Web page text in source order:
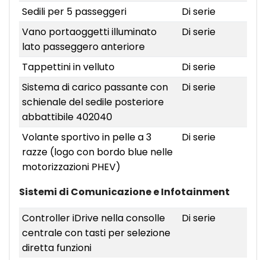
Sedili per 5 passeggeri
Di serie
Vano portaoggetti illuminato
lato passeggero anteriore
Di serie
Tappettini in velluto
Di serie
Sistema di carico passante con
schienale del sedile posteriore
abbattibile 402040
Di serie
Volante sportivo in pelle a 3
razze (logo con bordo blue nelle
motorizzazioni PHEV)
Di serie
Sistemi di Comunicazione e Infotainment
Controller iDrive nella consolle
centrale con tasti per selezione
diretta funzioni
Di serie